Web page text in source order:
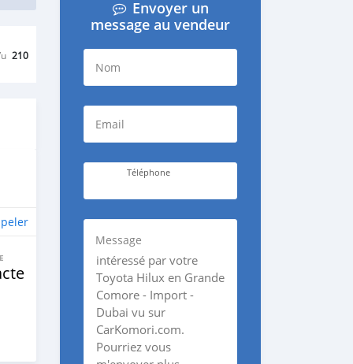
210
Envoyer un
message au vendeur
Nom
Email
Téléphone
Message